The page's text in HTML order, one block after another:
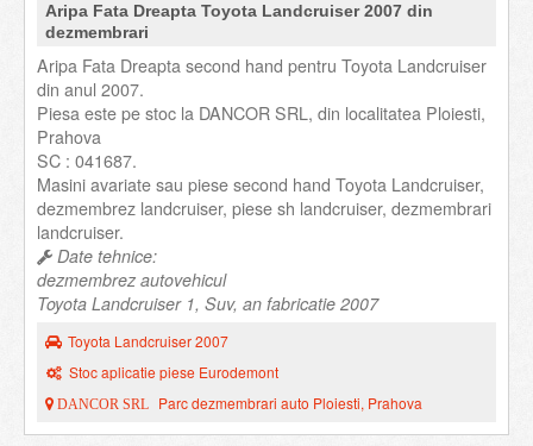
Aripa Fata Dreapta Toyota Landcruiser 2007 din
dezmembrari
Aripa Fata Dreapta second hand pentru Toyota Landcruiser
din anul 2007.
Piesa este pe stoc la DANCOR SRL, din localitatea Ploiesti,
Prahova
SC : 041687.
Masini avariate sau piese second hand Toyota Landcruiser,
dezmembrez landcruiser, piese sh landcruiser, dezmembrari
landcruiser.
Date tehnice:
dezmembrez autovehicul
Toyota Landcruiser 1, Suv, an fabricatie 2007
Toyota Landcruiser 2007
Stoc aplicatie piese Eurodemont
DANCOR SRL Parc dezmembrari auto Ploiesti, Prahova